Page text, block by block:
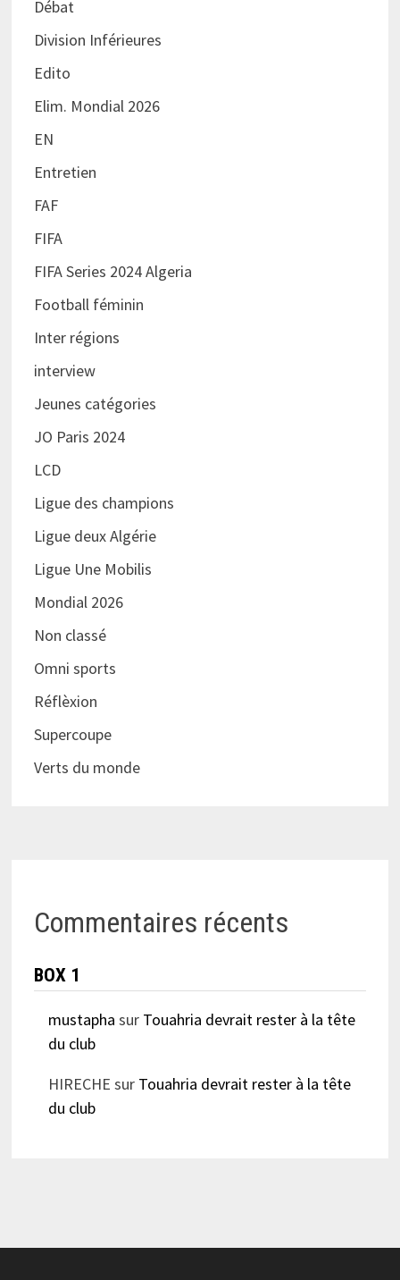
Débat
Division Inférieures
Edito
Elim. Mondial 2026
EN
Entretien
FAF
FIFA
FIFA Series 2024 Algeria
Football féminin
Inter régions
interview
Jeunes catégories
JO Paris 2024
LCD
Ligue des champions
Ligue deux Algérie
Ligue Une Mobilis
Mondial 2026
Non classé
Omni sports
Réflèxion
Supercoupe
Verts du monde
Commentaires récents
BOX 1
mustapha sur Touahria devrait rester à la tête
du club
HIRECHE sur Touahria devrait rester à la tête
du club